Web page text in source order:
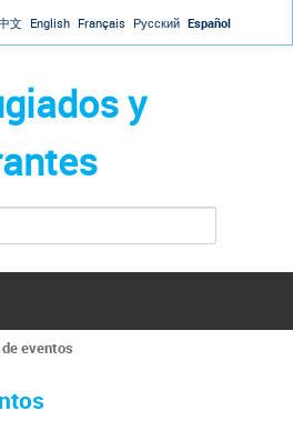
to navigation
文 English Français Русский Español
y
eventos